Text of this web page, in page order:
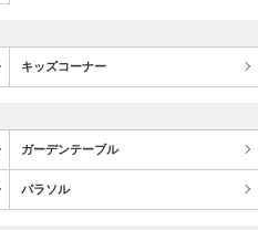
キッズコーナー
ガーデンテーブル
パラソル